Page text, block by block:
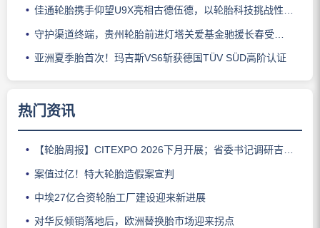
佳通轮胎携手仰望U9X亮相古德伍德，以轮胎科技挑战性能边界
守护渠道终端，贵州轮胎前进灯塔关爱基金驰援长春受灾门店
亚洲夏季胎首次！玛吉斯VS6斩获德国TÜV SÜD高阶认证
热门资讯
【轮胎周报】CITEXPO 2026下月开展；省委书记调研吉林玲珑；佳通推出新能源轻卡轮胎；三角轮胎斩获大奖；中策宣布涨价
案值过亿！特大轮胎造假案宣判
中埃27亿合资轮胎工厂建设迎来新进展
对华反倾销落地后，欧洲替换胎市场迎来拐点